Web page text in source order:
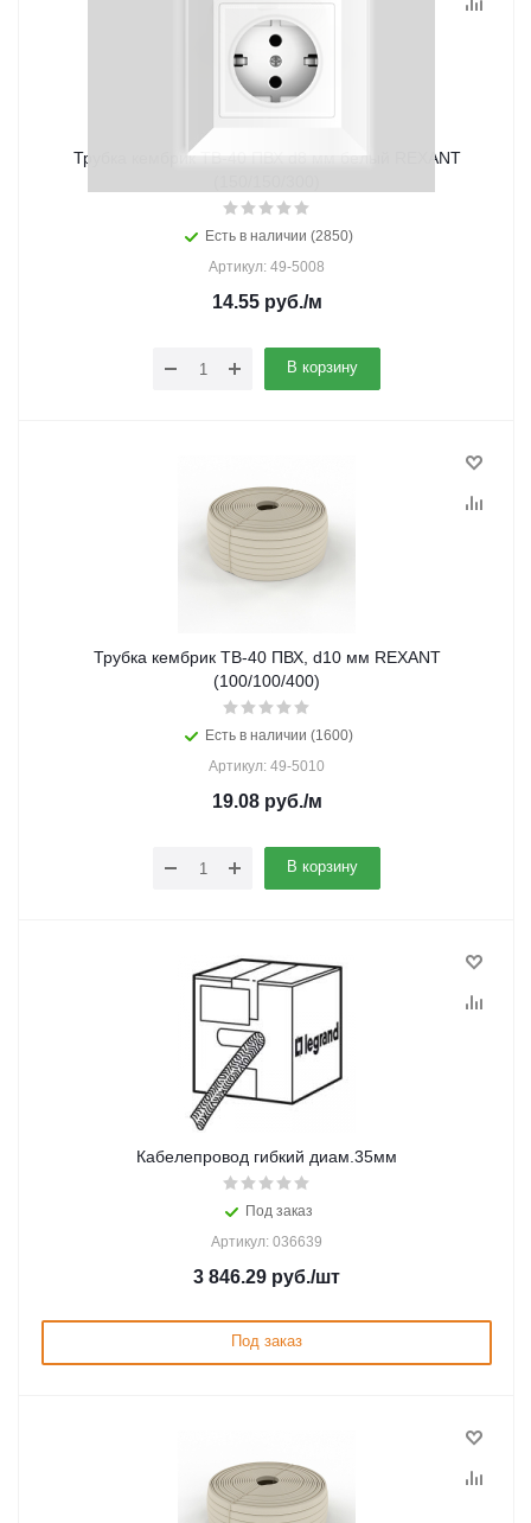
Трубка кембрик ТВ-40 ПВХ d8 мм белый REXANT
Есть в наличии (2850)
Артикул: 49-5008
14.55руб./м
В корзину
Трубка кембрик ТВ-40 ПВХ, d10 мм REXANT
(100/100/400)
Есть в наличии (1600)
Артикул: 49-5010
19.08руб./м
В корзину
Кабелепровод гибкий диам.35мм
Под заказ
Артикул: 036639
3 846.29 руб./шт
Под заказ